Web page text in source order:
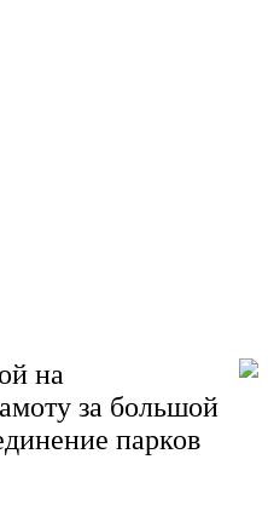
на
за большой
парков